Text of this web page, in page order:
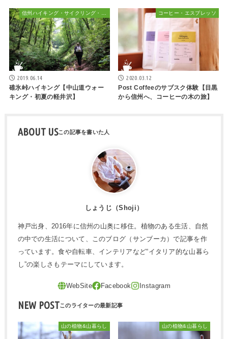
2019.06.14
碓氷峠ハイキング【中山道ウォー
キング・初夏の軽井沢】
コーヒー・エスプレッソ
2020.03.12
Post Coffeeのサブスク体験【目黒
から信州へ、コーヒーの木の旅】
ABOUT US
しょうじ（Shoji）
神戸出身、2016年に信州の山奥に移住。植物のある生活、自然
の中での生活について、このブログ（サンブーカ）で記事を作
っています。食や自転車、インテリアなど“イタリア的な山暮ら
し”の楽しさもテーマにしています。
NEW POST
山の植物&山暮らし 山の植物&山暮らし